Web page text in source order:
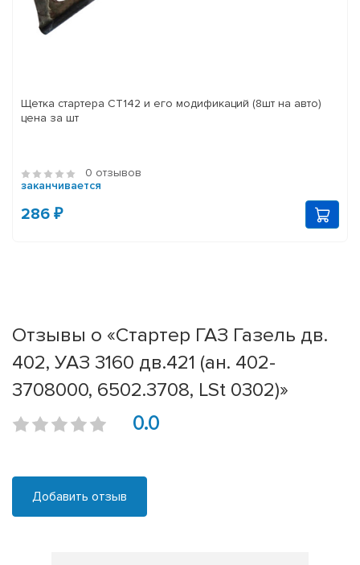
Щетка стартера СТ142 и его модификаций (8шт на авто)
цена за шт
0 отзывов
заканчивается
286 ₽
Отзывы о «Стартер ГАЗ Газель дв.
402, УАЗ 3160 дв.421 (ан. 402-
3708000, 6502.3708, LSt 0302)»
0.0
Добавить отзыв